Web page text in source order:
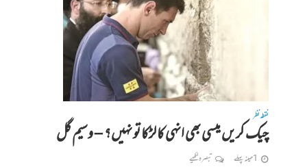
نقطہ نظر
چیک کریں میسی بھی انہی کا لڑکا تو نہیں؟ – وسیم گل
1 مہینہ پہلے تبصرہ لکھیے